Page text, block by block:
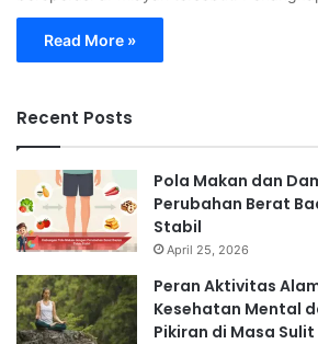
Read More »
Recent Posts
Pola Makan dan
Perubahan Berat
Stabil
April 25, 2026
Peran Aktivitas
Kesehatan Mental
Pikiran di Masa Sulit